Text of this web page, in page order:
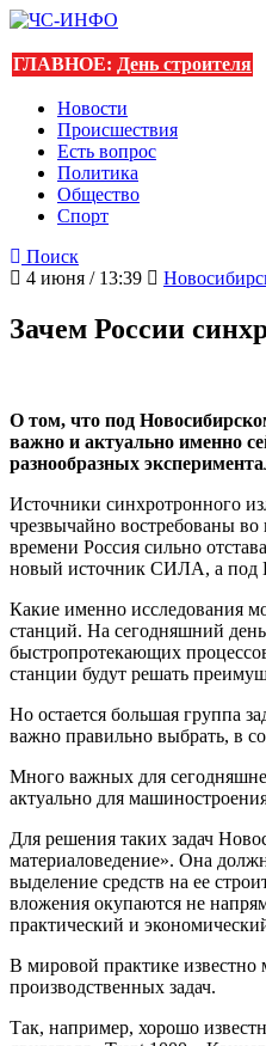
ГЛАВНОЕ: День строителя
Новости
Происшествия
Есть вопрос
Политика
Общество
Спорт
Поиск
4 июня / 13:39
Зачем России
О том, что под
важно и актуально именно
разнообразных
Источники синхротронного
чрезвычайно востребованы
времени Россия сильно
новый источник СИЛА, а под
Какие именно исследования
станций. На сегодняшний
быстропротекающих
станции будут решать
Но остается большая группа
важно правильно выбрать, в
Много важных для
актуально для
Для решения таких задач
материаловедение». Она
выделение средств на ее
вложения окупаются не
практический и
В мировой практике известно
производственных задач.
Так, например, хорошо